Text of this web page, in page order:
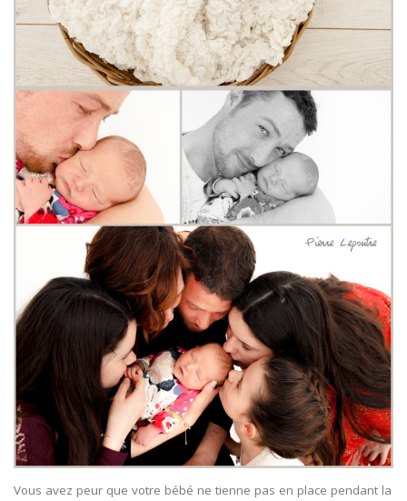
Vous avez peur que votre bébé ne tienne pas en place pendant la